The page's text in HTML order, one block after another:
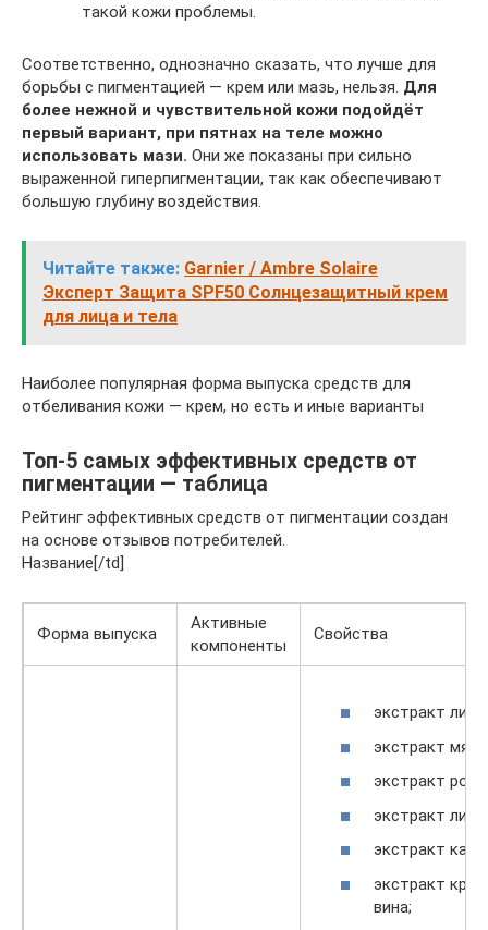
такой кожи проблемы.
Соответственно, однозначно сказать, что лучше для
борьбы с пигментацией — крем или мазь, нельзя. Для
более нежной и чувствительной кожи подойдёт
первый вариант, при пятнах на теле можно
использовать мази. Они же показаны при сильно
выраженной гиперпигментации, так как обеспечивают
большую глубину воздействия.
Читайте также: Garnier / Ambre Solaire
Эксперт Защита SPF50 Солнцезащитный крем
для лица и тела
Наиболее популярная форма выпуска средств для
отбеливания кожи — крем, но есть и иные варианты
Топ-5 самых эффективных средств от
пигментации — таблица
Рейтинг эффективных средств от пигментации создан
на основе отзывов потребителей.
Название[/td]
Форма выпуска
Активные
компоненты
Свойства
экстракт
экстракт
экстракт
экстракт
экстракт
экстракт
вина;